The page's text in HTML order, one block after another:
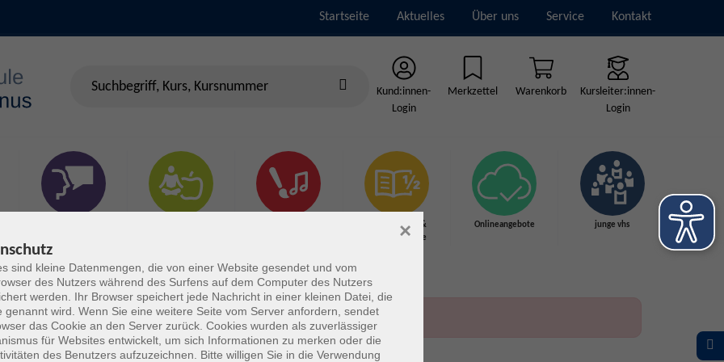
Startseite Aktuelles Über uns Service Kontakt
Kund:innen-
Login
Merkzettel Warenkorb
Kursleiter:innen-
Login
Grundbildung &
Schulabschlüsse
Onlineangebote junge vhs
sind kleine Datenmengen, die von einer Website gesendet und vom
des Nutzers während des Surfens auf dem Computer des Nutzers
werden. Ihr Browser speichert jede Nachricht in einer kleinen Datei, die
genannt wird. Wenn Sie eine weitere Seite vom Server anfordern, sendet
das Cookie an den Server zurück. Cookies wurden als zuverlässiger
für Websites entwickelt, um sich Informationen zu merken oder die
des Benutzers aufzuzeichnen. Bitte willigen Sie in die Verwendung
×